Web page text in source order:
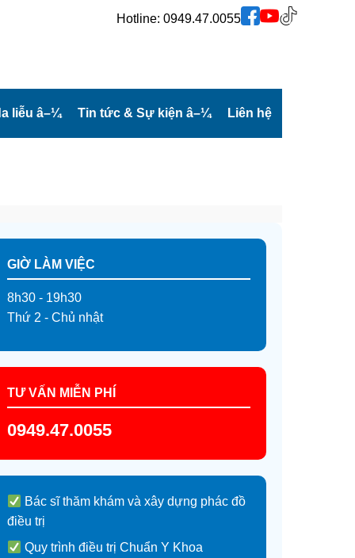
Hotline: 0949.47.0055
liễu â–¼ Tin tức & Sự kiện â–¼ Liên hệ
GIỜ LÀM VIỆC
8h30 - 19h30
Thứ 2 - Chủ nhật
TƯ VẤN MIỄN PHÍ
0949.47.0055
Bác sĩ thăm khám và xây dựng phác đồ
điều trị
Quy trình điều trị Chuẩn Y Khoa